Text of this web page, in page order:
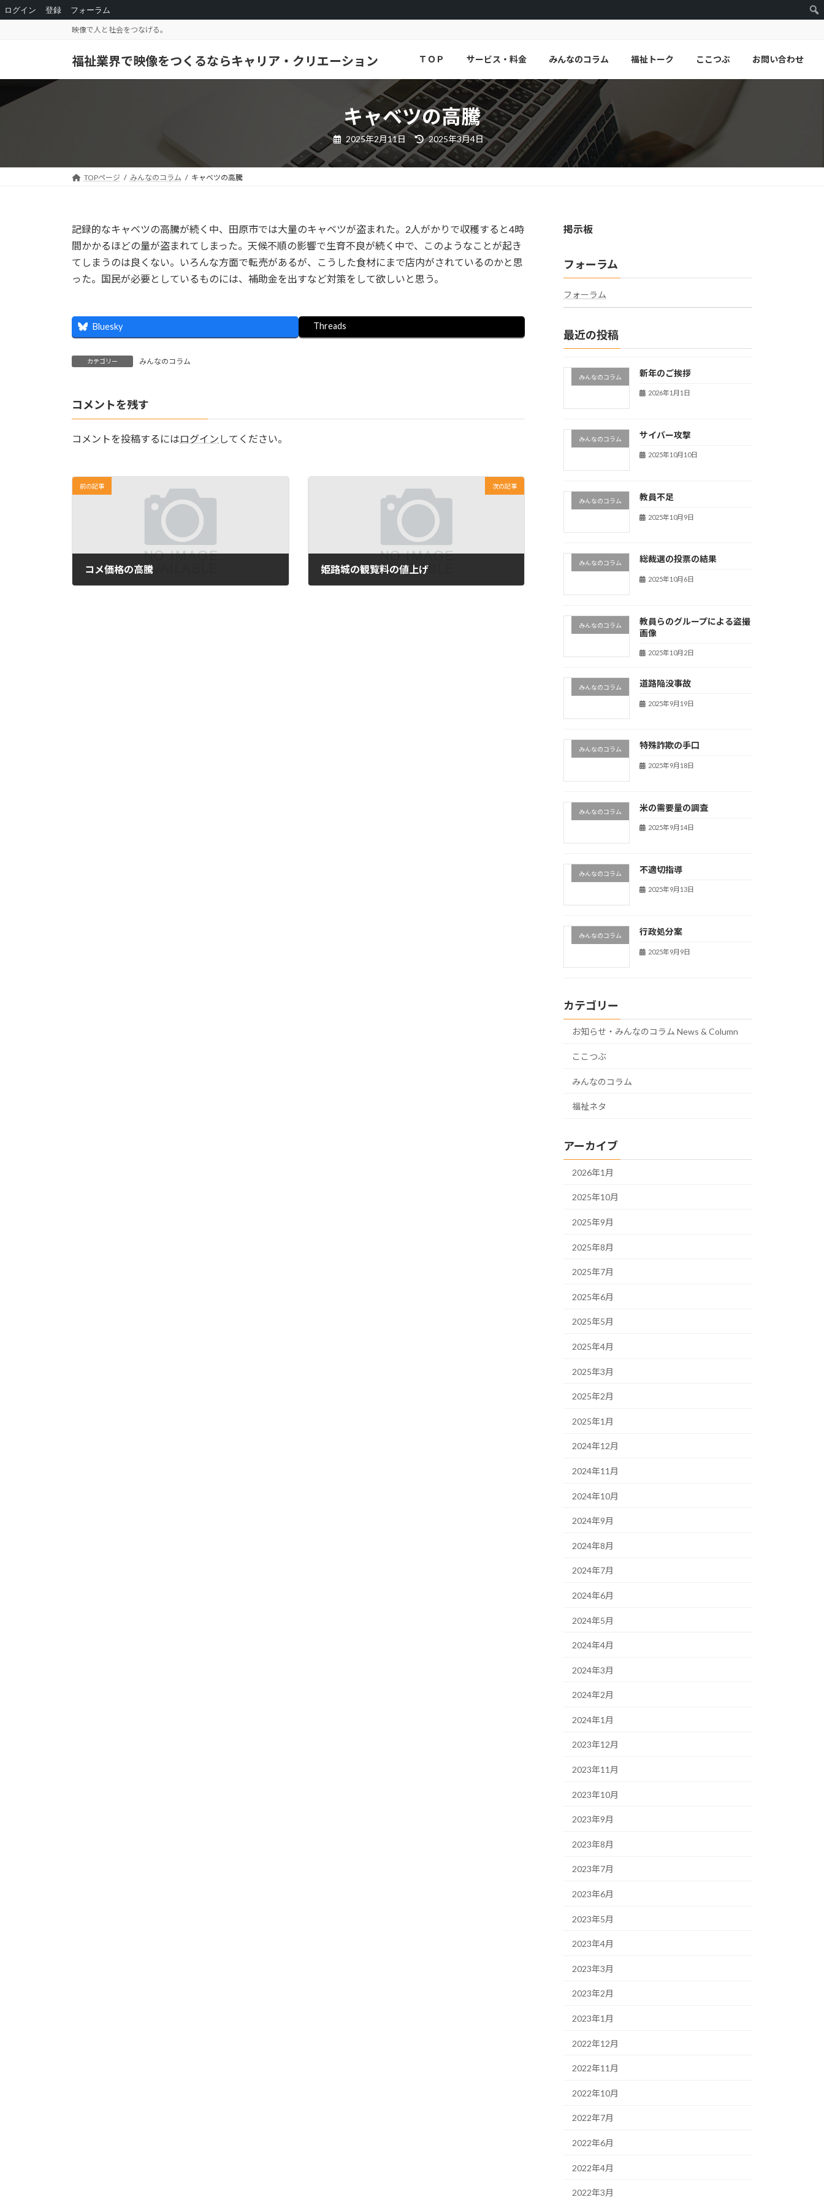
へ
ョ
ログイン 登録 フォーラム
映像で人と社会をつなげる。
福祉業界で映像をつくるならキャリア・クリエーション ＴＯＰ サービス・料金 みんなのコラム 福祉トーク ここつぶ お問い合わせ
キャベツの高騰
2025年2月11日
最
終
更
新
2025年3月4日
TOPページ みんなのコラム キャベツの高騰
記録的なキャベツの高騰が続く中、田原市では大量のキャベツが盗まれた。2人がかりで収穫すると4時
間かかるほどの量が盗まれてしまった。天候不順の影響で生育不良が続く中で、このようなことが起き
てしまうのは良くない。いろんな方面で転売があるが、こうした食材にまで店内がされているのかと思
った。国民が必要としているものには、補助金を出すなど対策をして欲しいと思う。
Bluesky Threads
カテゴリー みんなのコラム
コメントを残す
コメントを投稿するにはログイン してください。
前の記事
コメ価格の高騰
次の記事
姫路城の観覧料の値上げ
掲示板
フォーラム
フォーラム
最近の投稿
みんなのコラム 新年のご挨拶
2026年1月1日
みんなのコラム サイバー攻撃
2025年10月10日
みんなのコラム 教員不足
2025年10月9日
みんなのコラム 総裁選の投票の結果
2025年10月6日
みんなのコラム
教員らのグループによる盗撮
画像
2025年10月2日
みんなのコラム 道路陥没事故
2025年9月19日
みんなのコラム 特殊詐欺の手口
2025年9月18日
みんなのコラム 米の需要量の調査
2025年9月14日
みんなのコラム 不適切指導
2025年9月13日
みんなのコラム 行政処分案
2025年9月9日
カテゴリー
お知らせ・みんなのコラム News & Column
ここつぶ
みんなのコラム
福祉ネタ
アーカイブ
2026年1月
2025年10月
2025年9月
2025年8月
2025年7月
2025年6月
2025年5月
2025年4月
2025年3月
2025年2月
2025年1月
2024年12月
2024年11月
2024年10月
2024年9月
2024年8月
2024年7月
2024年6月
2024年5月
2024年4月
2024年3月
2024年2月
2024年1月
2023年12月
2023年11月
2023年10月
2023年9月
2023年8月
2023年7月
2023年6月
2023年5月
2023年4月
2023年3月
2023年2月
2023年1月
2022年12月
2022年11月
2022年10月
2022年7月
2022年6月
2022年4月
2022年3月